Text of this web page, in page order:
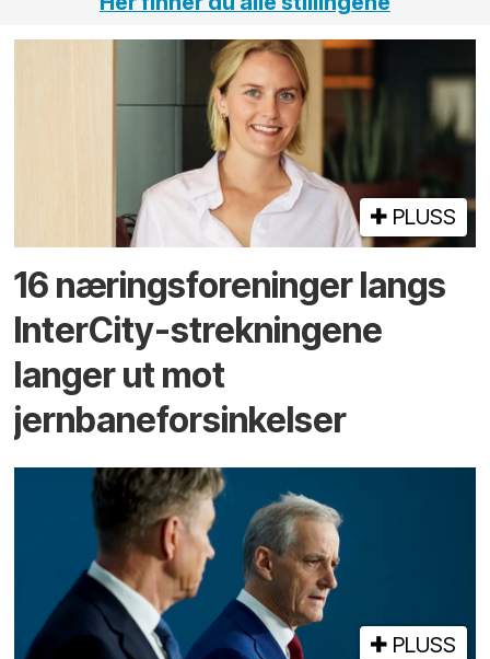
PLUSS
16 næringsforeninger langs
InterCity-strekningene
langer ut mot
jernbaneforsinkelser
PLUSS